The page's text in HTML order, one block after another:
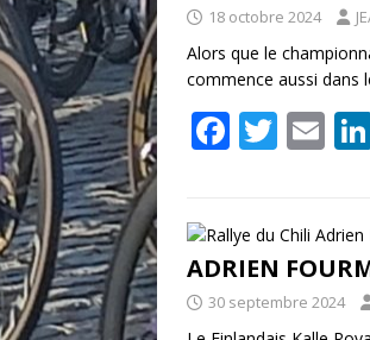
o
k
18 octobre 2024
Alors que le
commence aussi dans
F
b
o
o
T
er
E
l
ADRIEN
30 septembre 2024